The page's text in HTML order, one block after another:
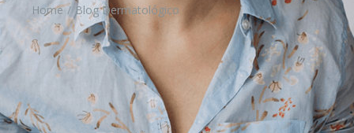
Home Blog Dermatológico